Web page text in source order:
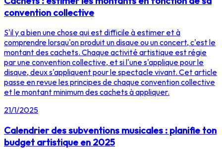
convention collective
S'il y a bien une chose qui est difficile à estimer et à
comprendre lorsqu'on produit un disque ou un concert, c'est le
montant des cachets. Chaque activité artistique est régie
par une convention collective, et si l'une s'applique pour le
disque, deux s'appliquent pour le spectacle vivant. Cet article
passe en revue les principes de chaque convention collective
et le montant minimum des cachets à appliquer.
21/1/2025
Calendrier des subventions musicales : planifie ton
budget artistique en 2025